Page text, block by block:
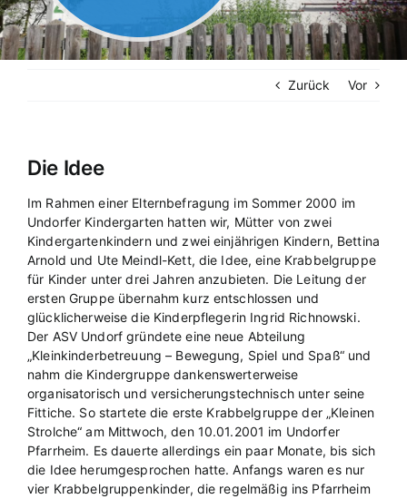
Zurück Vor
Die Idee
Im Rahmen einer Elternbefragung im Sommer 2000 im
Undorfer Kindergarten hatten wir, Mütter von zwei
Kindergartenkindern und zwei einjährigen Kindern, Bettina
Arnold und Ute Meindl-Kett, die Idee, eine Krabbelgruppe
für Kinder unter drei Jahren anzubieten. Die Leitung der
ersten Gruppe übernahm kurz entschlossen und
glücklicherweise die Kinderpflegerin Ingrid Richnowski.
Der ASV Undorf gründete eine neue Abteilung
„Kleinkinderbetreuung – Bewegung, Spiel und Spaß“ und
nahm die Kindergruppe dankenswerterweise
organisatorisch und versicherungstechnisch unter seine
Fittiche. So startete die erste Krabbelgruppe der „Kleinen
Strolche“ am Mittwoch, den 10.01.2001 im Undorfer
Pfarrheim. Es dauerte allerdings ein paar Monate, bis sich
die Idee herumgesprochen hatte. Anfangs waren es nur
vier Krabbelgruppenkinder, die regelmäßig ins Pfarrheim